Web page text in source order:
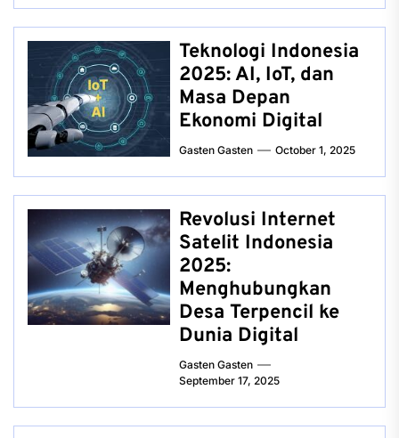
Teknologi Indonesia
2025: AI, IoT, dan
Masa Depan
Ekonomi Digital
Gasten Gasten October 1, 2025
Revolusi Internet
Satelit Indonesia
2025:
Menghubungkan
Desa Terpencil ke
Dunia Digital
Gasten Gasten
September 17, 2025